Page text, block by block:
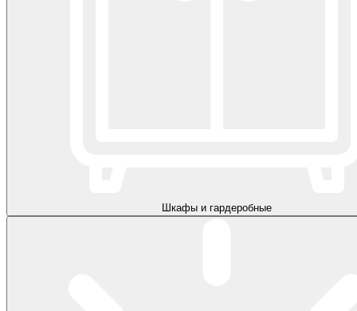
Шкафы и гардеробные